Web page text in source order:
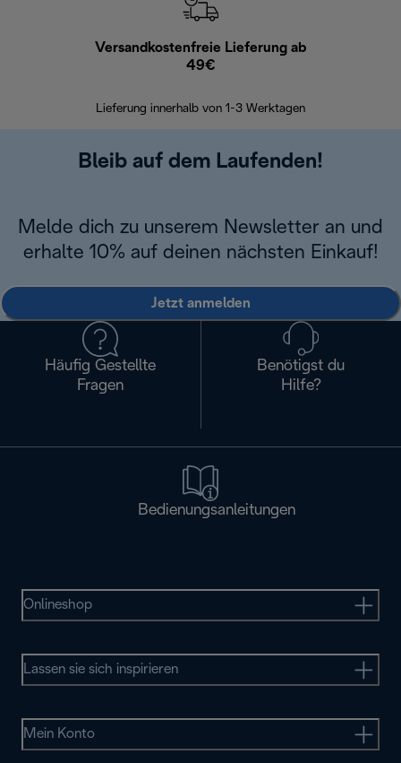
Versandkostenfreie Lieferung ab
49€
Lieferung innerhalb von 1-3 Werktagen
Bleib auf dem Laufenden!
Melde dich zu unserem Newsletter an und
erhalte 10% auf deinen nächsten Einkauf!
Jetzt anmelden
Häufig Gestellte
Fragen
Benötigst du
Hilfe?
Bedienungsanleitungen
Onlineshop
Lassen sie sich inspirieren
Mein Konto